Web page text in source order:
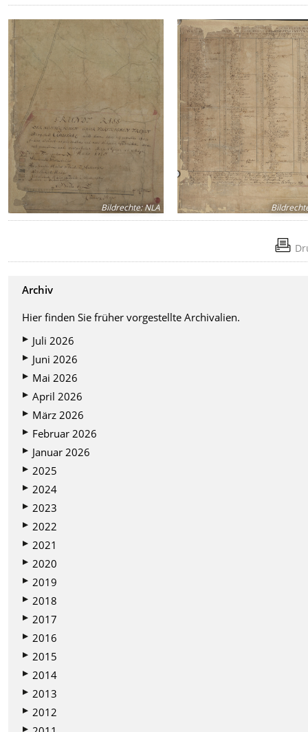
Bildrechte:NLA
Archiv
Hier finden Sie früher vorgestellte Archivalien.
Juli 2026
Juni 2026
Mai 2026
April 2026
März 2026
Februar 2026
Januar 2026
2025
2024
2023
2022
2021
2020
2019
2018
2017
2016
2015
2014
2013
2012